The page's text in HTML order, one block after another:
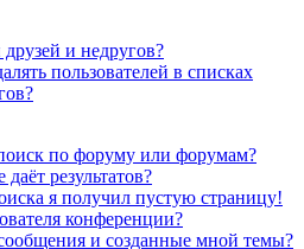
и недругов?
пользователей в списках
по форуму или форумам?
результатов?
я получил пустую страницу!
конференции?
и созданные мной темы?